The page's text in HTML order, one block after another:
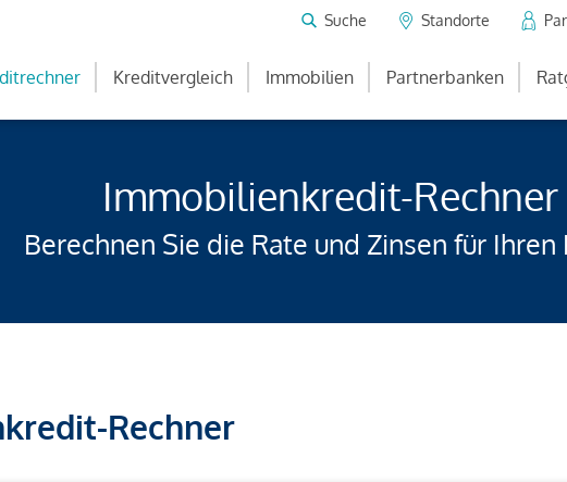
Suche Standorte
Kreditvergleich Immobilien Partnerbanken
Immobilienkredit-Rechner
Berechnen Sie die Rate und Zinsen für Ihren
Rechner